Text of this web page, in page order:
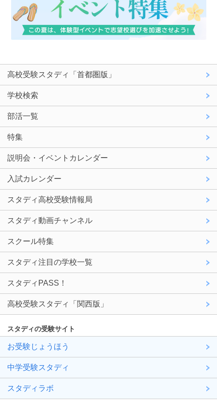
高校受験スタディ「首都圏版」
学校検索
部活一覧
特集
説明会・イベントカレンダー
入試カレンダー
スタディ高校受験情報局
スタディ動画チャンネル
スクール特集
スタディ注目の学校一覧
スタディPASS！
高校受験スタディ「関西版」
スタディの受験サイト
お受験じょうほう
中学受験スタディ
スタディラボ